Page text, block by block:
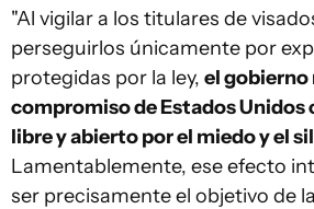
"Al vigilar a los titulares de
perseguirlos únicamente por
protegidas por la ley, el gobierno
compromiso de Estados Unidos
libre y abierto por el miedo y el
Lamentablemente, ese efecto
ser precisamente el objetivo de